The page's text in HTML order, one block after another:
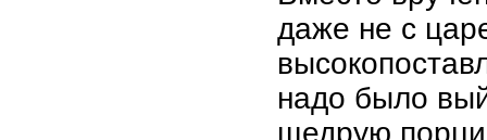
даже не с
надо было
щедрую